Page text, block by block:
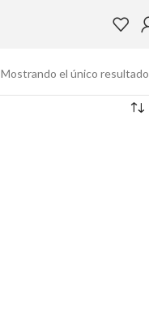
Mostrando el único resultado